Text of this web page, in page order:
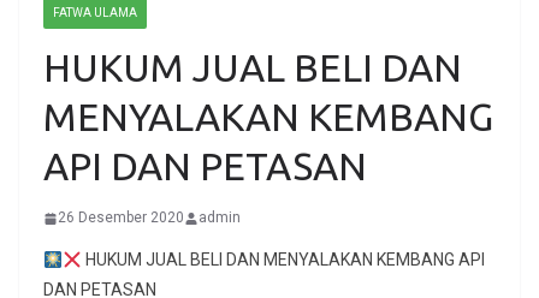
FATWA ULAMA
HUKUM JUAL BELI DAN
MENYALAKAN KEMBANG
API DAN PETASAN
26 Desember 2020 admin
HUKUM JUAL BELI DAN MENYALAKAN KEMBANG API
DAN PETASAN